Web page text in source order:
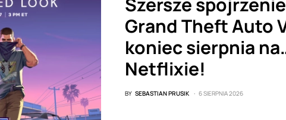
Grand Theft Auto
koniec sierpnia
Netflixie!
BY SEBASTIAN PRUSIK 6 SIERPNIA 2026